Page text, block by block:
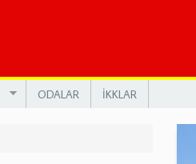
ODALAR İKKLAR